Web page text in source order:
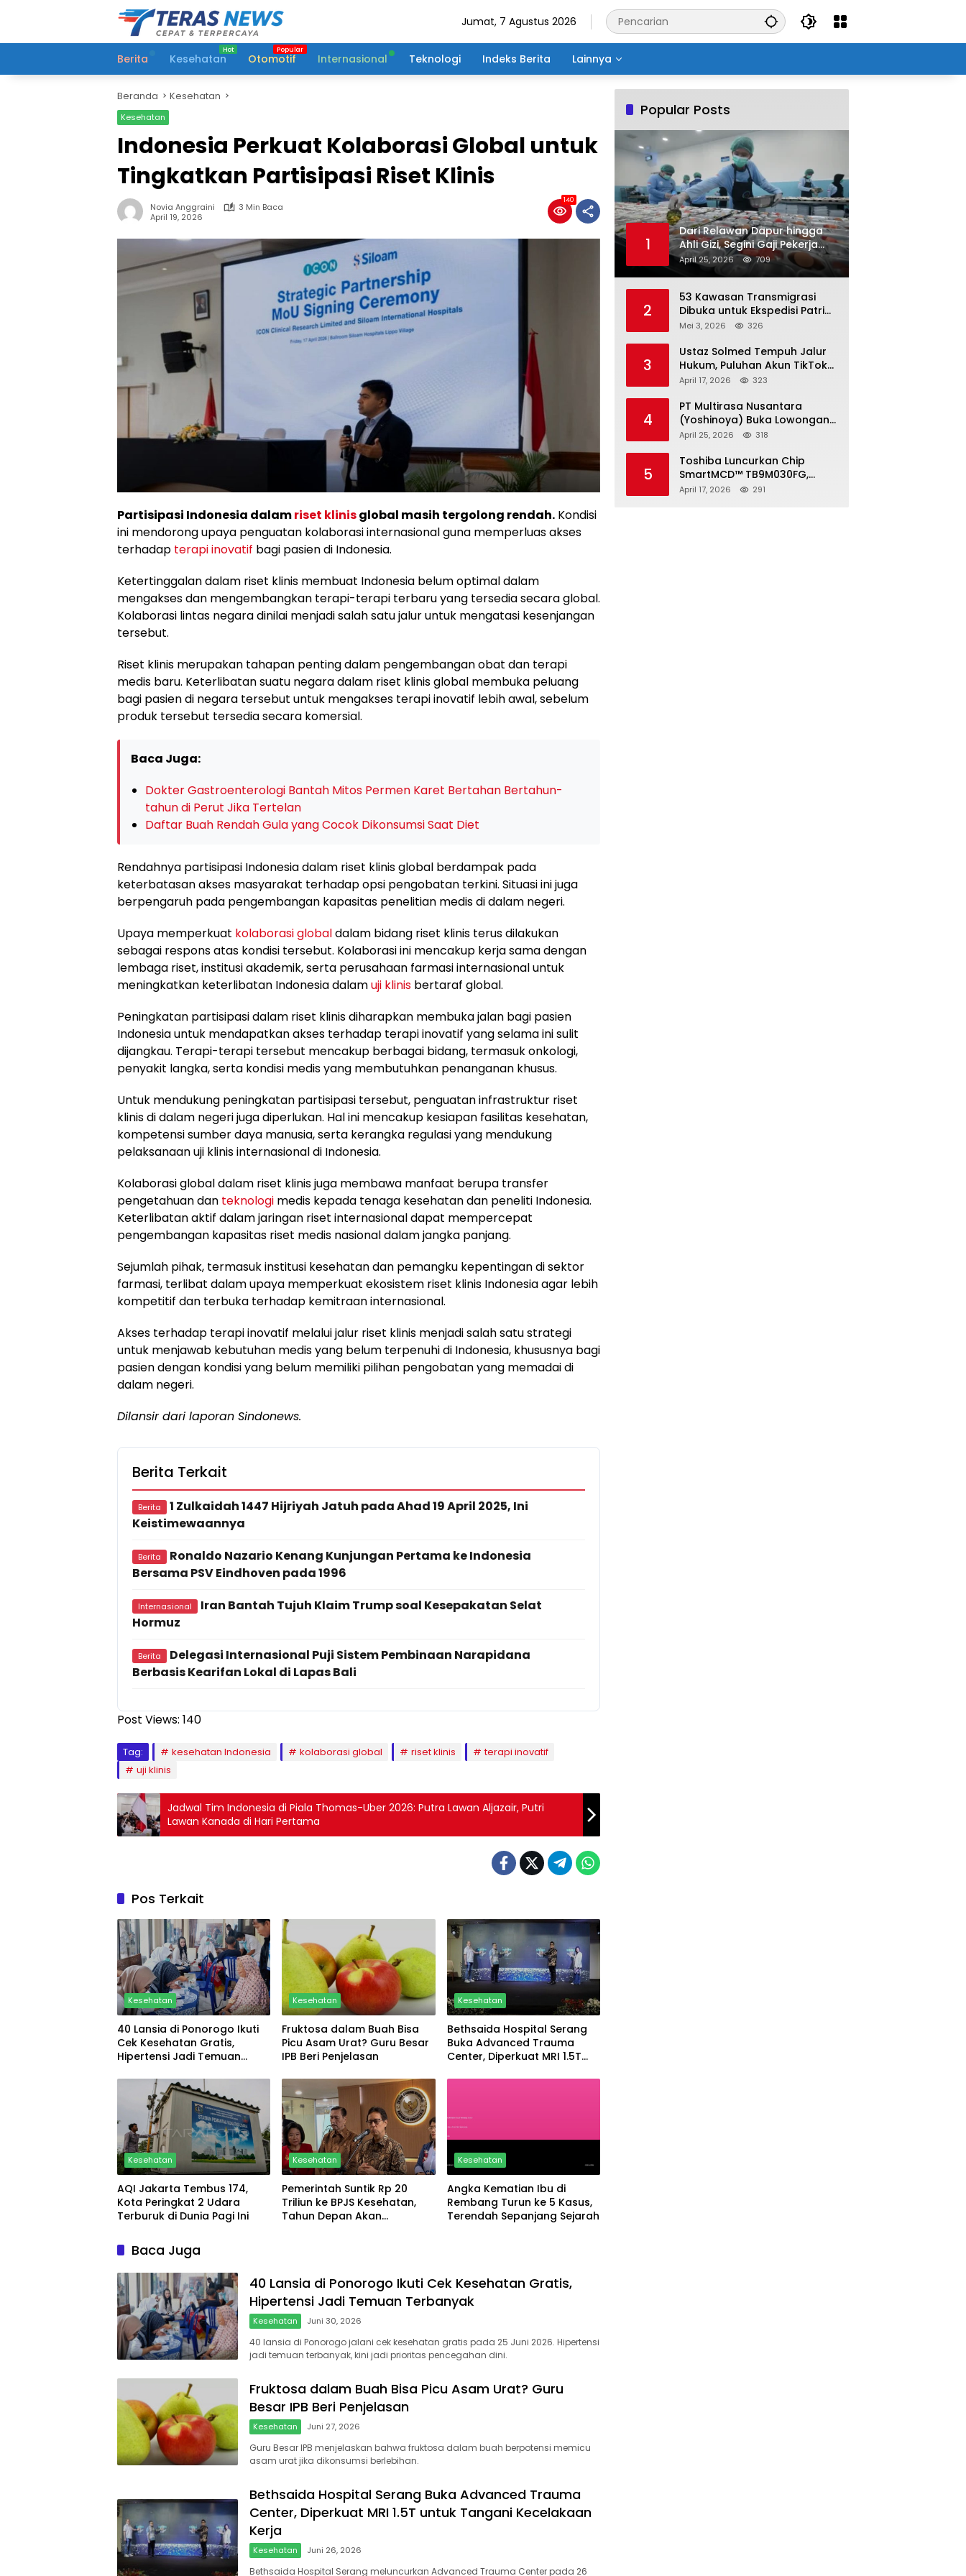
Jumat, 7 Agustus 2026
Berita Kesehatan Otomotif Internasional Teknologi Indeks Berita Lainnya
Beranda Kesehatan
Kesehatan
Indonesia Perkuat Kolaborasi Global untuk
Tingkatkan Partisipasi Riset Klinis
Novia Anggraini
3 Min Baca
April 19, 2026
140
Partisipasi Indonesia dalamriset klinisglobal masih tergolong rendah. Kondisi
ini mendorong upaya penguatan kolaborasi internasional guna memperluas akses
terhadap terapi inovatif bagi pasien di Indonesia.
Ketertinggalan dalam riset klinis membuat Indonesia belum optimal dalam
mengakses dan mengembangkan terapi-terapi terbaru yang tersedia secara global.
Kolaborasi lintas negara dinilai menjadi salah satu jalur untuk mengatasi kesenjangan
tersebut.
Riset klinis merupakan tahapan penting dalam pengembangan obat dan terapi
medis baru. Keterlibatan suatu negara dalam riset klinis global membuka peluang
bagi pasien di negara tersebut untuk mengakses terapi inovatif lebih awal, sebelum
produk tersebut tersedia secara komersial.
Baca Juga:
Dokter Gastroenterologi Bantah Mitos Permen Karet Bertahan Bertahun-
tahun di Perut Jika Tertelan
Daftar Buah Rendah Gula yang Cocok Dikonsumsi Saat Diet
Rendahnya partisipasi Indonesia dalam riset klinis global berdampak pada
keterbatasan akses masyarakat terhadap opsi pengobatan terkini. Situasi ini juga
berpengaruh pada pengembangan kapasitas penelitian medis di dalam negeri.
Upaya memperkuat kolaborasi globaldalam bidang riset klinis terus dilakukan
sebagai respons atas kondisi tersebut. Kolaborasi ini mencakup kerja sama dengan
lembaga riset, institusi akademik, serta perusahaan farmasi internasional untuk
meningkatkan keterlibatan Indonesia dalamuji klinis bertaraf global.
Peningkatan partisipasi dalam riset klinis diharapkan membuka jalan bagi pasien
Indonesia untuk mendapatkan akses terhadap terapi inovatif yang selama ini sulit
dijangkau. Terapi-terapi tersebut mencakup berbagai bidang, termasuk onkologi,
penyakit langka, serta kondisi medis yang membutuhkan penanganan khusus.
Untuk mendukung peningkatan partisipasi tersebut, penguatan infrastruktur riset
klinis di dalam negeri juga diperlukan. Hal ini mencakup kesiapan fasilitas kesehatan,
kompetensi sumber daya manusia, serta kerangka regulasi yang mendukung
pelaksanaan uji klinis internasional di Indonesia.
Kolaborasi global dalam riset klinis juga membawa manfaat berupa transfer
pengetahuan dan teknologi medis kepada tenaga kesehatan dan peneliti Indonesia.
Keterlibatan aktif dalam jaringan riset internasional dapat mempercepat
pengembangan kapasitas riset medis nasional dalam jangka panjang.
Sejumlah pihak, termasuk institusi kesehatan dan pemangku kepentingan di sektor
farmasi, terlibat dalam upaya memperkuat ekosistem riset klinis Indonesia agar lebih
kompetitif dan terbuka terhadap kemitraan internasional.
Akses terhadap terapi inovatif melalui jalur riset klinis menjadi salah satu strategi
untuk menjawab kebutuhan medis yang belum terpenuhi di Indonesia, khususnya bagi
pasien dengan kondisi yang belum memiliki pilihan pengobatan yang memadai di
dalam negeri.
Dilansir dari laporan Sindonews.
Berita Terkait
Berita
1 Zulkaidah 1447 Hijriyah Jatuh pada Ahad 19 April 2025, Ini
Keistimewaannya
Berita
Ronaldo Nazario Kenang Kunjungan Pertama ke Indonesia
Bersama PSV Eindhoven pada 1996
Internasional
Iran Bantah Tujuh Klaim Trump soal Kesepakatan Selat
Hormuz
Berita
Delegasi Internasional Puji Sistem Pembinaan Narapidana
Berbasis Kearifan Lokal di Lapas Bali
Post Views: 140
Tag: kesehatan Indonesia kolaborasi global riset klinis
terapi inovatif
uji klinis
Jadwal Tim Indonesia di Piala Thomas-Uber 2026: Putra Lawan Aljazair, Putri
Lawan Kanada di Hari Pertama
Pos Terkait
Kesehatan
40 Lansia di Ponorogo Ikuti
Cek Kesehatan Gratis,
Hipertensi Jadi Temuan
Kesehatan
Fruktosa dalam Buah Bisa
Picu Asam Urat? Guru Besar
IPB Beri Penjelasan
Kesehatan
Bethsaida Hospital Serang
Buka Advanced Trauma
Center, Diperkuat MRI 1.5T
Kerja
Kesehatan
AQI Jakarta Tembus 174,
Kota Peringkat 2 Udara
Terburuk di Dunia Pagi Ini
Kesehatan
Pemerintah Suntik Rp 20
Triliun ke BPJS Kesehatan,
Tahun Depan Akan
Kesehatan
Angka Kematian Ibu di
Rembang Turun ke 5 Kasus,
Terendah Sepanjang Sejarah
Baca Juga
40 Lansia di Ponorogo Ikuti Cek Kesehatan Gratis,
Hipertensi Jadi Temuan Terbanyak
Kesehatan Juni 30, 2026
40 lansia di Ponorogo jalani cek kesehatan gratis pada 25 Juni 2026. Hipertensi
jadi temuan terbanyak, kini jadi prioritas pencegahan dini.
Fruktosa dalam Buah Bisa Picu Asam Urat? Guru
Besar IPB Beri Penjelasan
Kesehatan Juni 27, 2026
Guru Besar IPB menjelaskan bahwa fruktosa dalam buah berpotensi memicu
asam urat jika dikonsumsi berlebihan.
Bethsaida Hospital Serang Buka Advanced Trauma
Center, Diperkuat MRI 1.5T untuk Tangani Kecelakaan
Kerja
Kesehatan Juni 26, 2026
Bethsaida Hospital Serang meluncurkan Advanced Trauma Center pada 26
Popular Posts
1
Dari Relawan Dapur hingga
Ahli Gizi, Segini Gaji Pekerja
Program MBG yang Kini Serap
Hampir Sejuta Tenaga Kerja
April 25, 2026 709
2
53 Kawasan Transmigrasi
Dibuka untuk Ekspedisi Patriot
2026, Pendaftaran Ditutup 21
Mei 3, 2026 326
3
Ustaz Solmed Tempuh Jalur
Hukum, Puluhan Akun TikTok
dan Instagram Dilaporkan
April 17, 2026 323
4
PT Multirasa Nusantara
(Yoshinoya) Buka Lowongan
Operator Warehouse 2026,
April 25, 2026 318
5
Toshiba Luncurkan Chip
SmartMCD™ TB9M030FG,
Solusi Motor Otomotif Tanpa
April 17, 2026 291